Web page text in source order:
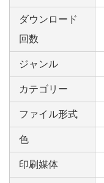
ダウンロード
回数
ジャンル
カテゴリー
ファイル形式
色
印刷媒体